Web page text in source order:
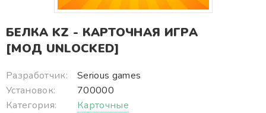
БЕЛКА KZ - КАРТОЧНАЯ ИГРА
[МОД UNLOCKED]
Разработчик:
Serious games
Установок:
700000
Категория:
Карточные